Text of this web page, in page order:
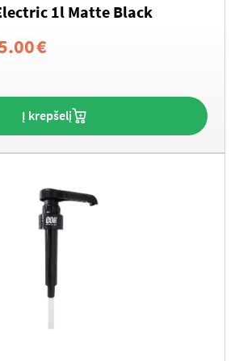
1l Matte Black
€Current
is:
185.00€.
Į krepšelį